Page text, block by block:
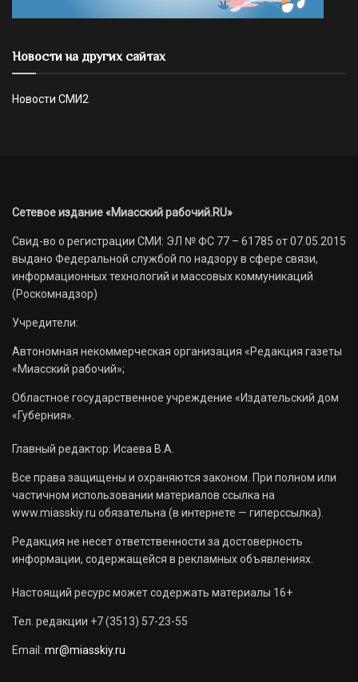
Новости на других сайтах
Новости СМИ2
Сетевое издание «Миасский рабочий.RU»
Свид-во о регистрации СМИ: ЭЛ № ФС 77 – 61785 от 07.05.2015
выдано Федеральной службой по надзору в сфере связи,
информационных технологий и массовых коммуникаций
(Роскомнадзор)
Учредители:
Автономная некоммерческая организация «Редакция газеты
«Миасский рабочий»;
Областное государственное учреждение «Издательский дом
«Губерния».
Главный редактор: Исаева В.А.
Все права защищены и охраняются законом. При полном или
частичном использовании материалов ссылка на
www.miasskiy.ru обязательна (в интернете — гиперссылка).
Редакция не несет ответственности за достоверность
информации, содержащейся в рекламных объявлениях.
Настоящий ресурс может содержать материалы 16+
Тел. редакции +7 (3513) 57-23-55
Email: mr@miasskiy.ru